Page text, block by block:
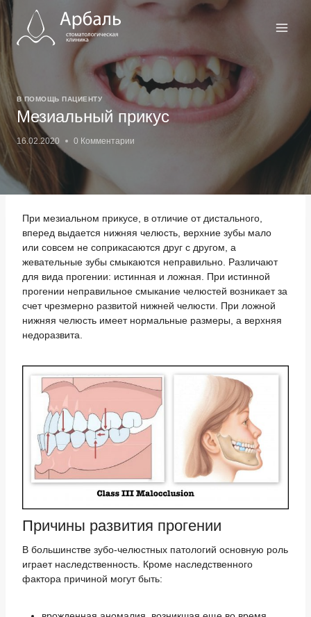
Перейти
содержимому
В ПОМОЩЬ ПАЦИЕНТУ
Мезиальный прикус
16.02.2020 0 Комментарии
При мезиальном прикусе, в отличие от дистального,
вперед выдается нижняя челюсть, верхние зубы мало
или совсем не соприкасаются друг с другом, а
жевательные зубы смыкаются неправильно. Различают
для вида прогении: истинная и ложная. При истинной
прогении неправильное смыкание челюстей возникает за
счет чрезмерно развитой нижней челюсти. При ложной
нижняя челюсть имеет нормальные размеры, а верхняя
недоразвита.
Причины развития прогении
В большинстве зубо-челюстных патологий основную роль
играет наследственность. Кроме наследственного
фактора причиной могут быть: